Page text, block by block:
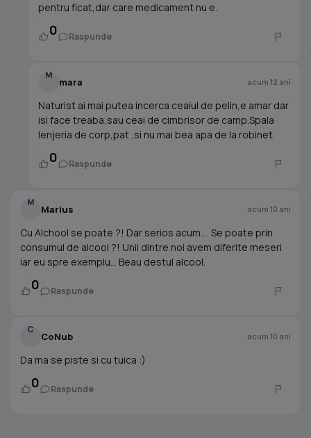
pentru ficat,dar care medicament nu e.
0 Raspunde
M
mara acum 12 ani
Naturist ai mai putea incerca ceaiul de pelin,e amar dar
isi face treaba,sau ceai de cimbrisor de camp.Spala
lenjeria de corp,pat ,si nu mai bea apa de la robinet.
0 Raspunde
M
Marius acum 10 ani
Cu Alchool se poate ?! Dar serios acum.... Se poate prin
consumul de alcool ?! Unii dintre noi avem diferite meseri
iar eu spre exemplu... Beau destul alcool.
0 Raspunde
C
CoNub acum 10 ani
Da ma se piste si cu tuica :)
0 Raspunde